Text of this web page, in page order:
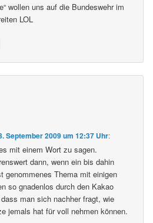
wollen uns auf die Bundeswehr im
LOL
September 2009 um 12:37 Uhr:
mit einem Wort zu sagen.
dann, wenn ein bis dahin
genommenes Thema mit einigen
so gnadenlos durch den Kakao
man sich nachher fragt, wie
jemals hat für voll nehmen können.